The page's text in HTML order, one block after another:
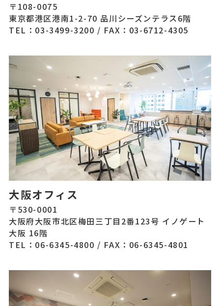
〒108-0075
東京都港区港南1-2-70 品川シーズンテラス6階
TEL：03-3499-3200 / FAX：03-6712-4305
大阪オフィス
〒530-0001
大阪府大阪市北区梅田三丁目2番123号 イノゲート
大阪 16階
TEL：06-6345-4800 / FAX：06-6345-4801